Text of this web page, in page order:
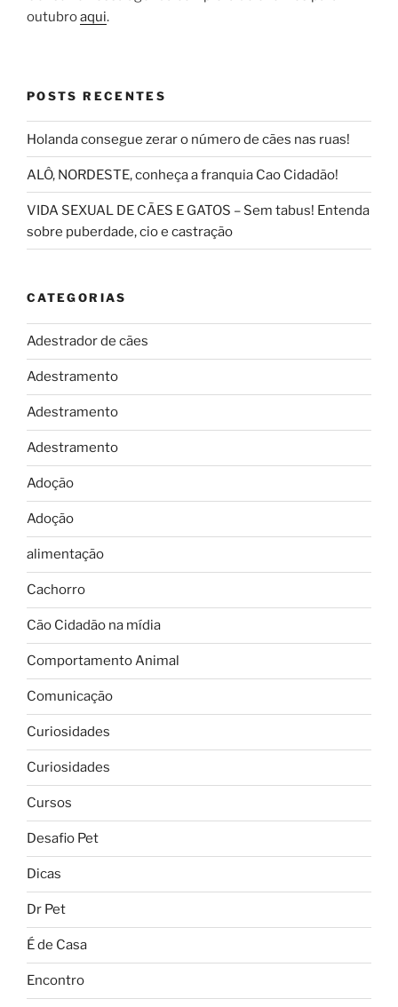
outubroaqui.
POSTS RECENTES
Holanda consegue zerar o número de cães nas ruas!
ALÔ, NORDESTE, conheça a franquia Cao Cidadão!
VIDA SEXUAL DE CÃES E GATOS – Sem tabus! Entenda
sobre puberdade, cio e castração
CATEGORIAS
Adestrador de cães
Adestramento
Adestramento
Adestramento
Adoção
Adoção
alimentação
Cachorro
Cão Cidadão na mídia
Comportamento Animal
Comunicação
Curiosidades
Curiosidades
Cursos
Desafio Pet
Dicas
Dr Pet
É de Casa
Encontro